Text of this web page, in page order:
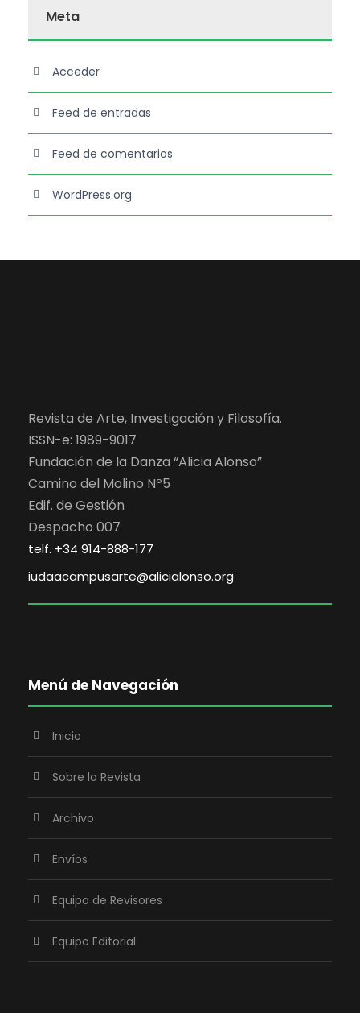
Meta
Acceder
Feed de entradas
Feed de comentarios
WordPress.org
Revista de Arte, Investigación y Filosofía.
ISSN-e: 1989-9017
Fundación de la Danza “Alicia Alonso”
Camino del Molino Nº5
Edif. de Gestión
Despacho 007
telf. +34 914-888-177
iudaacampusarte@alicialonso.org
Menú de Navegación
Inicio
Sobre la Revista
Archivo
Envíos
Equipo de Revisores
Equipo Editorial